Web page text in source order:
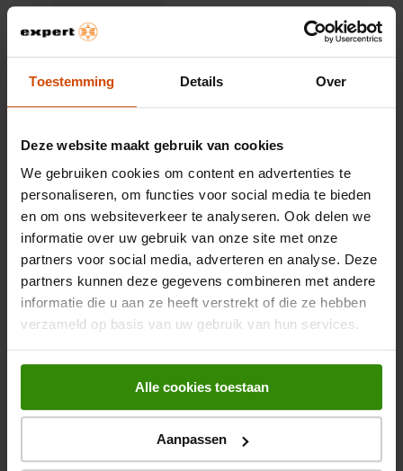
Toestemming Details Over
Deze website maakt gebruik van cookies
We gebruiken cookies om content en advertenties te
personaliseren, om functies voor social media te bieden
en om ons websiteverkeer te analyseren. Ook delen we
informatie over uw gebruik van onze site met onze
partners voor social media, adverteren en analyse. Deze
partners kunnen deze gegevens combineren met andere
informatie die u aan ze heeft verstrekt of die ze hebben
verzameld op basis van uw gebruik van hun services.
Alle cookies toestaan
Aanpassen
Kwaliteit van product
Kwaliteit van product, 5.0 van 5
Waarde van product, 4.0 van 5
5 van 5 sterren.
Met dit prachtige apparaat (her)bubbel je je favoriete
drankje!
ferryl1
[Deze beoordeling is verzameld als deel van een promotie.] Wat
om te bewaren! De constructie ziet er degelijk uit en je kunt zelf
keuze zit je uitstekend, want je kunt je favoriete drankje naar keuze
(her)bibbelen! Absoluut een aanrader!